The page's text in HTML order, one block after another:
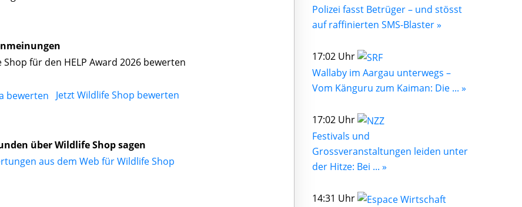
Shop für den HELP Award 2026 bewerten
Jetzt Wildlife Shop bewerten
über Wildlife Shop sagen
aus dem Web für Wildlife Shop
Polizei fasst Betrüger – und stösst
auf raffinierten SMS-Blaster »
17:02 Uhr
Wallaby im Aargau unterwegs –
Vom Känguru zum Kaiman: Die ... »
17:02 Uhr
Festivals und
Grossveranstaltungen leiden unter
der Hitze: Bei ... »
14:31 Uhr